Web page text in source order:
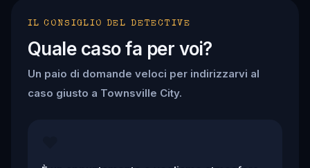
IL CONSIGLIO DEL DETECTIVE
Quale caso fa per voi?
Un paio di domande veloci per indirizzarvi al
caso giusto a Townsville City.